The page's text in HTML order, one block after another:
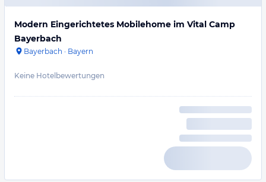
Modern Eingerichtetes Mobilehome im Vital Camp
Bayerbach
Bayerbach · Bayern
Keine Hotelbewertungen